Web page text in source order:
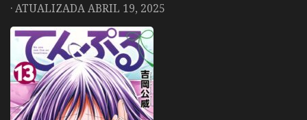
· ATUALIZADAABRIL 19, 2025